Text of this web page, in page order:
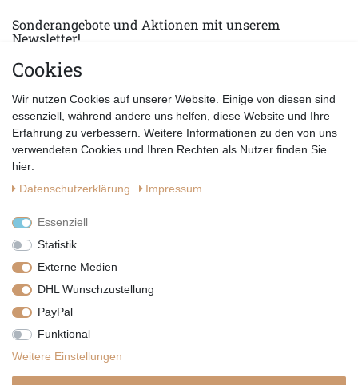
Sonderangebote und Aktionen mit unserem
Newsletter!
E-MAIL *
Datenschutzerklärung
Vertrag widerrufen
Copyright by Telli´s Welt
Cookies
Wir nutzen Cookies auf unserer Website. Einige von diesen sind
essenziell, während andere uns helfen, diese Website und Ihre
Erfahrung zu verbessern. Weitere Informationen zu den von uns
verwendeten Cookies und Ihren Rechten als Nutzer finden Sie
hier:
Daten­schutz­erklärung
Impressum
Essenziell
Statistik
Externe Medien
DHL Wunschzustellung
PayPal
Funktional
Weitere Einstellungen